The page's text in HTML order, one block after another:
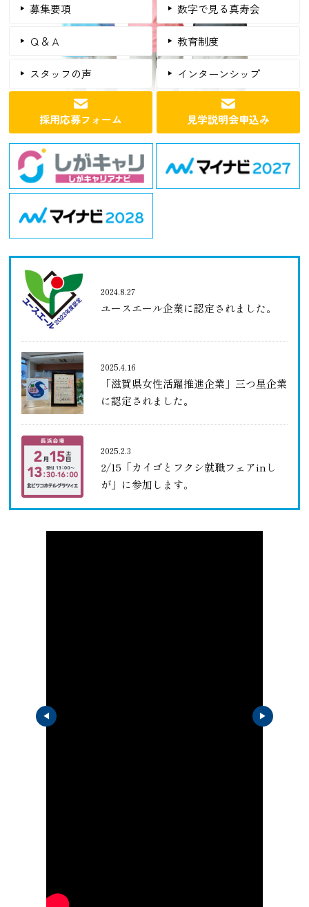
募集要項 数字で見る真寿会
Ｑ＆Ａ 教育制度
スタッフの声 インターンシップ
採用応募フォーム 見学説明会申込み
2024.8.27
ユースエール企業に認定されました。
2025.4.16
「滋賀県女性活躍推進企業」三つ星企業
に認定されました。
2025.2.3
2/15「カイゴとフクシ就職フェアinし
が」に参加します。